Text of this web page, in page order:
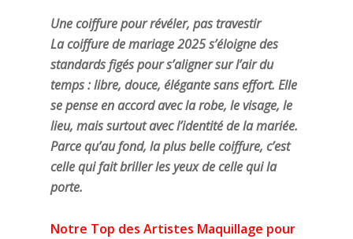
Une coiffure pour révéler, pas travestir
La coiffure de mariage 2025 s’éloigne des
standards figés pour s’aligner sur l’air du
temps : libre, douce, élégante sans effort. Elle
se pense en accord avec la robe, le visage, le
lieu, mais surtout avec l’identité de la mariée.
Parce qu’au fond, la plus belle coiffure, c’est
celle qui fait briller les yeux de celle qui la
porte.
Notre Top des Artistes Maquillage pour